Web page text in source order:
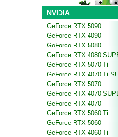
NVIDIA
GeForce RTX 5090
GeForce RTX 4090
GeForce RTX 5080
GeForce RTX 4080
GeForce RTX 5070 Ti
GeForce RTX 4070 Ti
GeForce RTX 5070
GeForce RTX 4070
GeForce RTX 4070
GeForce RTX 5060 Ti
GeForce RTX 5060
GeForce RTX 4060 Ti